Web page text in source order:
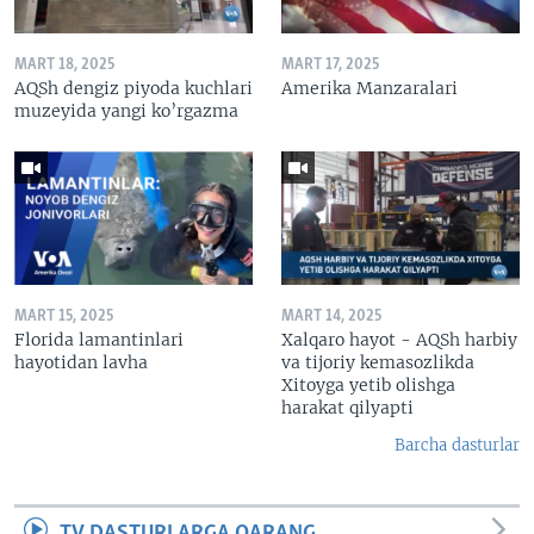
MART 18, 2025
AQSh dengiz piyoda kuchlari
muzeyida yangi ko’rgazma
MART 17, 2025
Amerika Manzaralari
MART 15, 2025
Florida lamantinlari
hayotidan lavha
MART 14, 2025
Xalqaro hayot - AQSh harbiy
va tijoriy kemasozlikda
Xitoyga yetib olishga
harakat qilyapti
Barcha dasturlar